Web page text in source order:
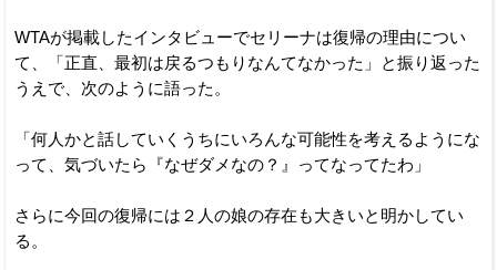
WTAが掲載したインタビューでセリーナは復帰の理由につい
て、「正直、最初は戻るつもりなんてなかった」と振り返った
うえで、次のように語った。
「何人かと話していくうちにいろんな可能性を考えるようにな
って、気づいたら『なぜダメなの？』ってなってたわ」
さらに今回の復帰には２人の娘の存在も大きいと明かしてい
る。